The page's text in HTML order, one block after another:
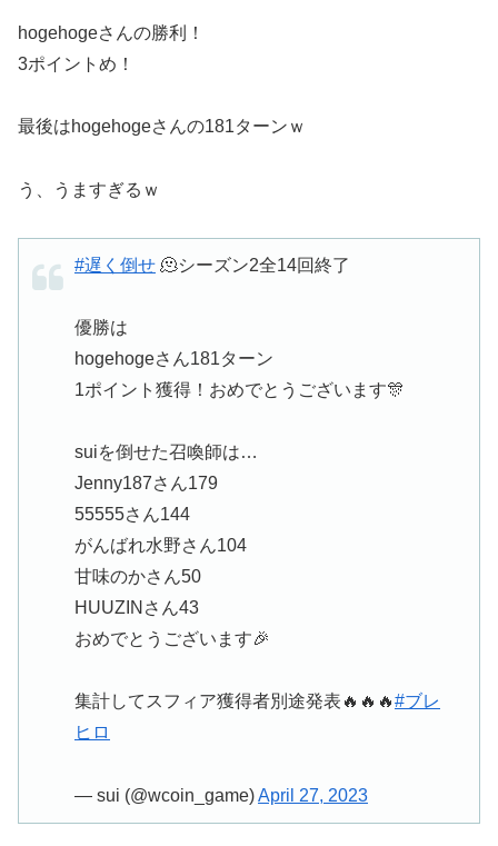
hogehogeさんの勝利！
3ポイントめ！
最後はhogehogeさんの181ターンｗ
う、うますぎるｗ
#遅く倒せ 🫠シーズン2全14回終了
優勝は
hogehogeさん181ターン
1ポイント獲得！おめでとうございます🎊
suiを倒せた召喚師は…
Jenny187さん179
55555さん144
がんばれ水野さん104
甘味のかさん50
HUUZINさん43
おめでとうございます🎉
集計してスフィア獲得者別途発表🔥🔥🔥#ブレ
ヒロ
— sui (@wcoin_game)April 27, 2023